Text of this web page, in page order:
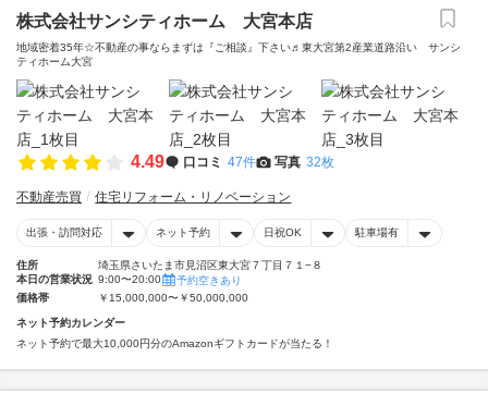
株式会社サンシティホーム 大宮本店
地域密着35年☆不動産の事ならまずは『ご相談』下さい♬東大宮第2産業道路沿い サンシ
ティホーム大宮
4.49 口コミ 47件 写真 32枚
不動産売買 住宅リフォーム・リノベーション
出張・訪問対応 ネット予約 日祝OK 駐車場有
住所
埼玉県さいたま市見沼区東大宮７丁目７１−８
本日の営業状況 9:00〜20:00
予約空きあり
価格帯
￥15,000,000〜￥50,000,000
ネット予約カレンダー
ネット予約で最大10,000円分のAmazonギフトカードが当たる！